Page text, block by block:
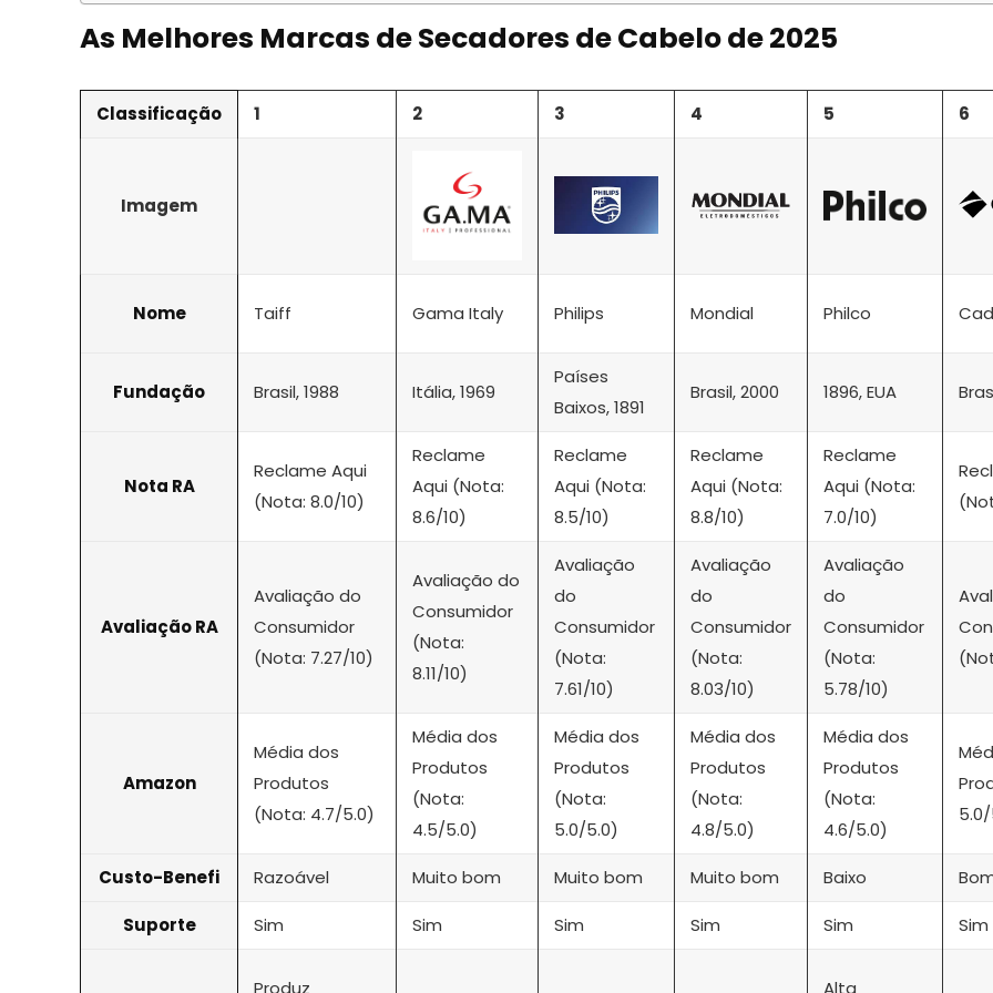
As Melhores Marcas de Secadores de Cabelo de 2025
Classificação 1 2 3 4 5 6
Imagem
Nome Taiff Gama Italy Philips Mondial Philco
Fundação Brasil, 1988 Itália, 1969
Países
Baixos, 1891
Brasil, 2000 1896, EUA
Nota RA
Reclame Aqui
(Nota: 8.0/10)
Reclame
Aqui (Nota:
8.6/10)
Reclame
Aqui (Nota:
8.5/10)
Reclame
Aqui (Nota:
8.8/10)
Reclame
Aqui (Nota:
7.0/10)
Avaliação RA
Avaliação do
Consumidor
(Nota: 7.27/10)
Avaliação do
Consumidor
(Nota:
8.11/10)
Avaliação
do
Consumidor
(Nota:
7.61/10)
Avaliação
do
Consumidor
(Nota:
8.03/10)
Avaliação
do
Consumidor
(Nota:
5.78/10)
Amazon
Média dos
Produtos
(Nota: 4.7/5.0)
Média dos
Produtos
(Nota:
4.5/5.0)
Média dos
Produtos
(Nota:
5.0/5.0)
Média dos
Produtos
(Nota:
4.8/5.0)
Média dos
Produtos
(Nota:
4.6/5.0)
5.0/
Custo-Benefi Razoável Muito bom Muito bom Muito bom Baixo
Suporte Sim Sim Sim Sim Sim Sim
Produz Alta